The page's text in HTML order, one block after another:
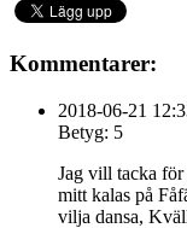
Kommentarer:
2018-06-21
Betyg: 5
Jag vill tacka
mitt kalas på
vilja dansa,